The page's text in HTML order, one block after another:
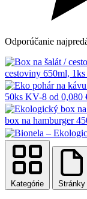
Odporúčanie
cestoviny 650ml,
50ks KV-8 od 0,080
box na hamburger
Kategórie Stránky